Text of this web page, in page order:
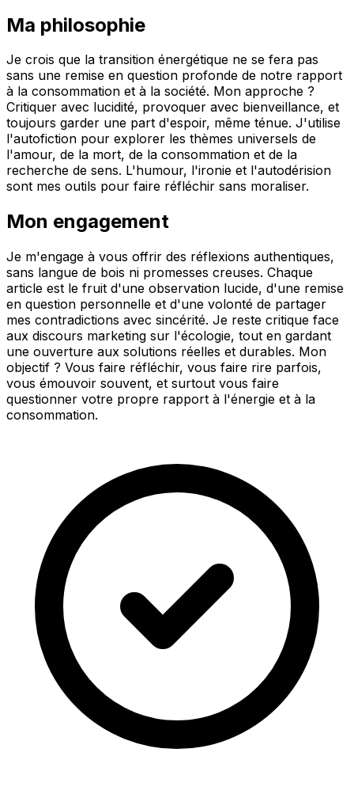
Ma philosophie
Je crois que la transition énergétique ne se fera pas
sans une remise en question profonde de notre rapport
à la consommation et à la société. Mon approche ?
Critiquer avec lucidité, provoquer avec bienveillance, et
toujours garder une part d'espoir, même ténue. J'utilise
l'autofiction pour explorer les thèmes universels de
l'amour, de la mort, de la consommation et de la
recherche de sens. L'humour, l'ironie et l'autodérision
sont mes outils pour faire réfléchir sans moraliser.
Mon engagement
Je m'engage à vous offrir des réflexions authentiques,
sans langue de bois ni promesses creuses. Chaque
article est le fruit d'une observation lucide, d'une remise
en question personnelle et d'une volonté de partager
mes contradictions avec sincérité. Je reste critique face
aux discours marketing sur l'écologie, tout en gardant
une ouverture aux solutions réelles et durables. Mon
objectif ? Vous faire réfléchir, vous faire rire parfois,
vous émouvoir souvent, et surtout vous faire
questionner votre propre rapport à l'énergie et à la
consommation.